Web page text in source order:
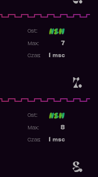
7.
Ost:
7
Max:
msc
Czas:
8.
Ost:
8
Max:
msc
Czas: